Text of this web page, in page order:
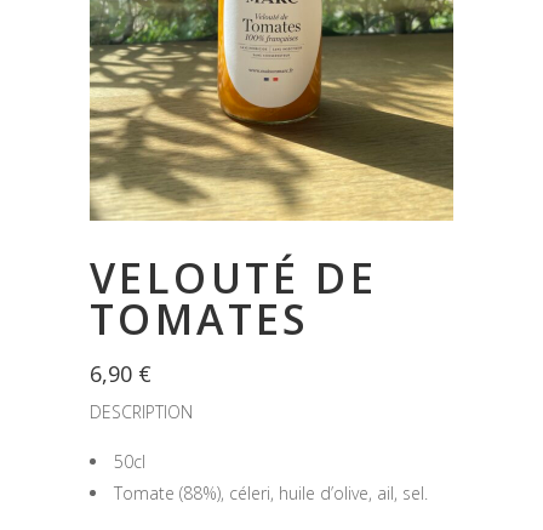
VELOUTÉ DE
TOMATES
6,90 €
DESCRIPTION
50cl
Tomate (88%), céleri, huile d’olive, ail, sel.